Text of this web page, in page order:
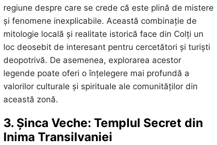
regiune despre care se crede că este plină de mistere
și fenomene inexplicabile. Această combinație de
mitologie locală și realitate istorică face din Colți un
loc deosebit de interesant pentru cercetători și turiști
deopotrivă. De asemenea, explorarea acestor
legende poate oferi o înțelegere mai profundă a
valorilor culturale și spirituale ale comunităților din
această zonă.
3. Șinca Veche: Templul Secret din
Inima Transilvaniei